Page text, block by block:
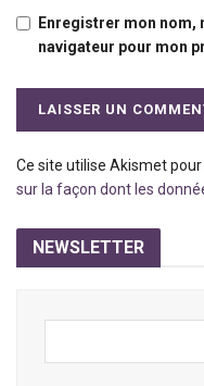
Enregistrer mon nom,
navigateur pour mon
Ce site utilise Akismet
sur la façon dont les
NEWSLETTER